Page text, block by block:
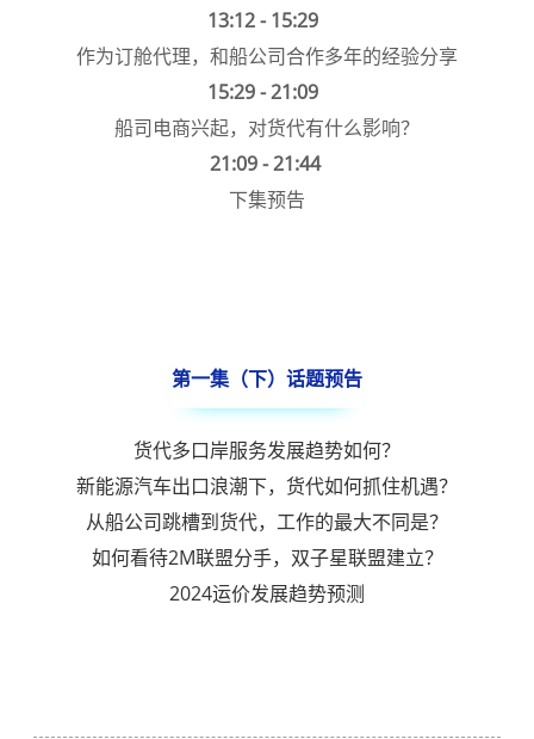
13:12 - 15:29
作为订舱代理，和船公司合作多年的经验分享
15:29 - 21:09
船司电商兴起，对货代有什么影响？
21:09 - 21:44
下集预告
第一集（下）话题预告
货代多口岸服务发展趋势如何？
新能源汽车出口浪潮下，货代如何抓住机遇？
从船公司跳槽到货代，工作的最大不同是？
如何看待2M联盟分手，双子星联盟建立？
2024运价发展趋势预测